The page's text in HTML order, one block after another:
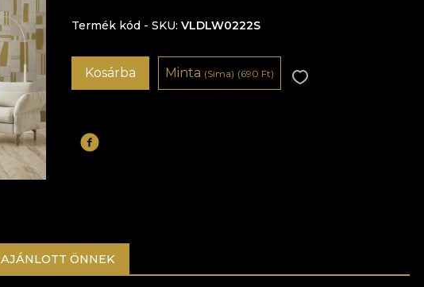
Termék kód - SKU VLDLW0222S
Kosárba Minta (Sima) (690 Ft)
AJÁNLOTT ÖNNEK